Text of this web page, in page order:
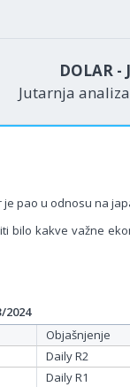
DOLAR -
Jutarnja
pao u odnosu na
bilo kakve važne
2024
Objašnjenje
Daily R2
Daily R1